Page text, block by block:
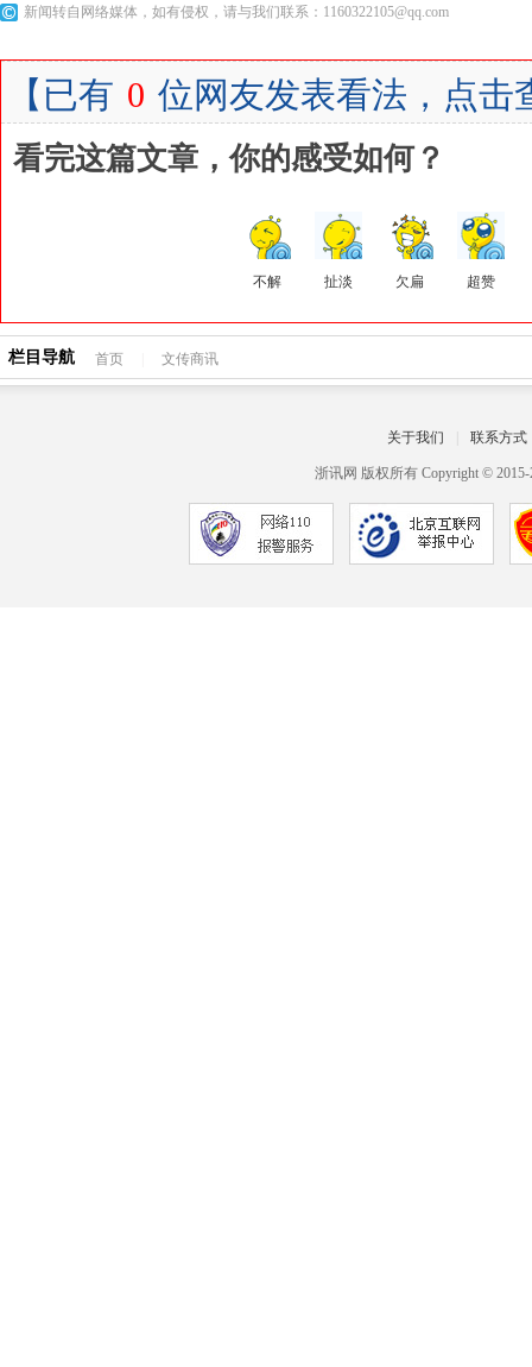
新闻转自网络媒体，如有侵权，请与我们联系：1160322105@qq.com
【 已有 0 位网友发表看法，点击
看完这篇文章，你的感受如何？
不解 扯淡 欠扁 超赞
栏目导航 首页 文传商讯
关于我们 联系方式
浙讯网 版权所有 Copyright © 2015-